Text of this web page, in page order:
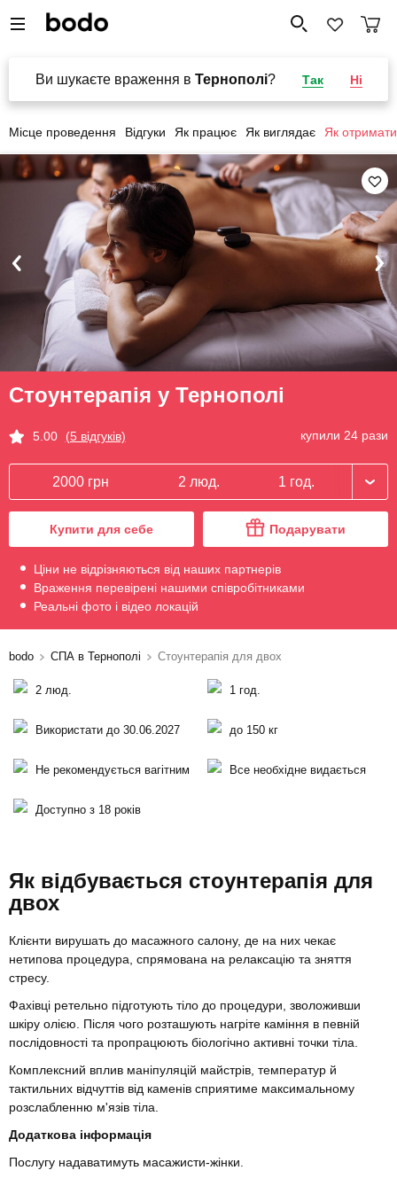
Ви шукаєте враження в Тернополі? Так Ні
Місце проведення Відгуки Як працює Як виглядає Як отримати
Стоунтерапія у Тернополі
5.00 (5 відгуків) купили 24 рази
2000 грн 2 люд. 1 год.
Купити для себе Подарувати
Ціни не відрізняються від наших партнерів
Враження перевірені нашими співробітниками
Реальні фото і відео локацій
bodo СПА в Тернополі Стоунтерапія для двох
2 люд. 1 год.
Використати до 30.06.2027 до 150 кг
Не рекомендується вагітним Все необхідне видається
Доступно з 18 років
Як відбувається стоунтерапія для
двох
Клієнти вирушать до масажного салону, де на них чекає
нетипова процедура, спрямована на релаксацію та зняття
стресу.
Фахівці ретельно підготують тіло до процедури, зволоживши
шкіру олією. Після чого розташують нагріте каміння в певній
послідовності та пропрацюють біологічно активні точки тіла.
Комплексний вплив маніпуляцій майстрів, температур й
тактильних відчуттів від каменів сприятиме максимальному
розслабленню м'язів тіла.
Додаткова інформація
Послугу надаватимуть масажисти-жінки.